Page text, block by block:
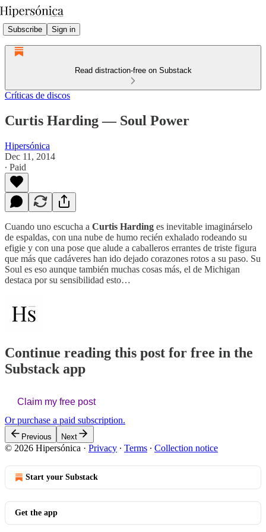
Subscribe Sign in
Read distraction-free on Substack
Críticas de discos
Curtis Harding — Soul Power
Hipersónica
Dec 11, 2014
∙ Paid
Cuando uno escucha a Curtis Harding es inevitable imaginárselo
de espaldas, con una nube de humo recién exhalado rodeando su
efigie y con una pose que alude a caballeros errantes de triste figura
que más que cadáveres han ido dejado corazones rotos a su paso. Su
Soul es eso aunque también muchas cosas más, el de Michigan
destaca por su sensibilidad esto…
Continue reading this post for free in the
Substack app
Claim my free post
Or purchase a paid subscription.
Previous Next
© 2026 Hipersónica · Privacy ∙ Terms ∙ Collection notice
Start your Substack
Get the app